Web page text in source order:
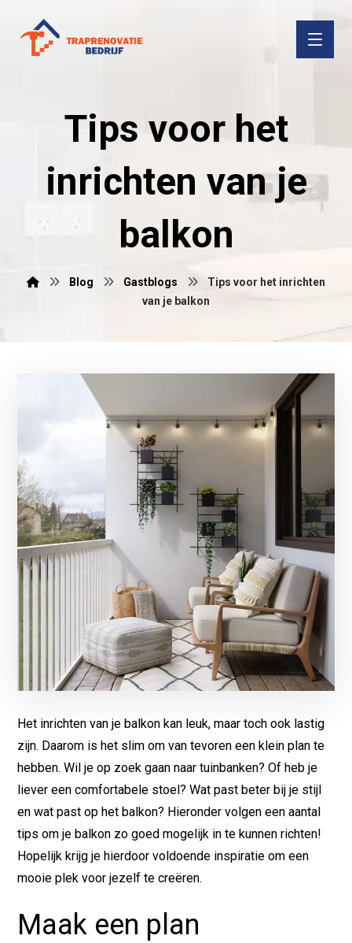
Tips voor het
inrichten van je
balkon
Blog Gastblogs
Tips voor het inrichten
van je balkon
Het inrichten van je balkon kan leuk, maar toch ook lastig
zijn. Daarom is het slim om van tevoren een klein plan te
hebben. Wil je op zoek gaan naartuinbanken? Of heb je
liever een comfortabele stoel? Wat past beter bij je stijl
en wat past op het balkon? Hieronder volgen een aantal
tips om je balkon zo goed mogelijk in te kunnen richten!
Hopelijk krijg je hierdoor voldoende inspiratie om een
mooie plek voor jezelf te creëren.
Maak een plan